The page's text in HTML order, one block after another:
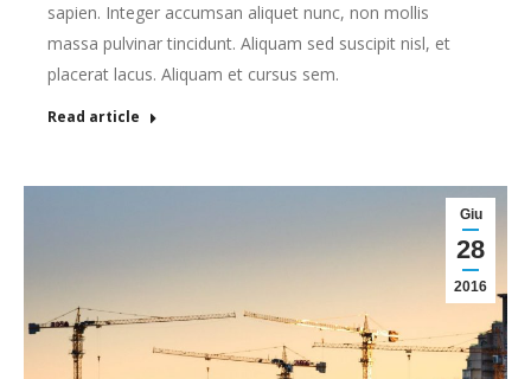
sapien. Integer accumsan aliquet nunc, non mollis
massa pulvinar tincidunt. Aliquam sed suscipit nisl, et
placerat lacus. Aliquam et cursus sem.
Read article
Giu
28
2016